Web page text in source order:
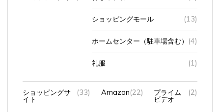
ショッピングモール (13)
ホームセンター（駐車場含む）(4)
礼服 (1)
ショッピングサ (33) Amazon(22) プライム
ビデオ
(2)